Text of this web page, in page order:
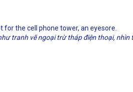
the cell phone tower, an eyesore.
tranh vẽ ngoại trừ tháp điện thoại,